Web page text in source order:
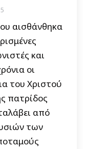
αισθάνθηκα
και
οι
του Χριστού
πατρίδος
από
των